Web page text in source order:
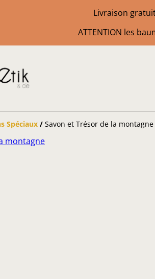
Livraison
ATTENTION les
Spéciaux / Savon et Trésor de la montagne